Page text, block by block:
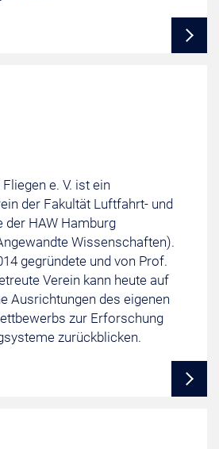
e. V. ist ein
der Fakultät Luftfahrt- und
der HAW Hamburg
Wissenschaften).
gegründete und von Prof.
Verein kann heute auf
Ausrichtungen des eigenen
zur Erforschung
zurückblicken.